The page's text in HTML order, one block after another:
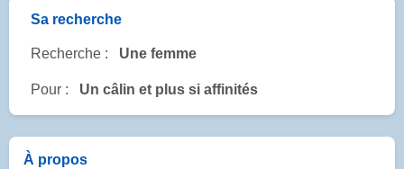
Sa recherche
Recherche : Une femme
Pour : Un câlin et plus si affinités
À propos